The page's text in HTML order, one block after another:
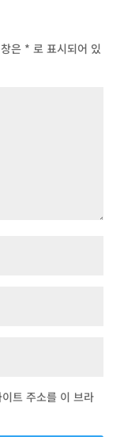
은 * 로 표시되어 있
트 주소를 이 브라